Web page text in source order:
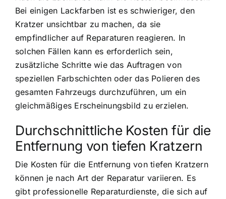
Bei einigen Lackfarben ist es schwieriger, den
Kratzer unsichtbar zu machen, da sie
empfindlicher auf Reparaturen reagieren. In
solchen Fällen kann es erforderlich sein,
zusätzliche Schritte wie das Auftragen von
speziellen Farbschichten oder das Polieren des
gesamten Fahrzeugs durchzuführen, um ein
gleichmäßiges Erscheinungsbild zu erzielen.
Durchschnittliche Kosten für die
Entfernung von tiefen Kratzern
Die Kosten für die Entfernung von tiefen Kratzern
können je nach Art der Reparatur variieren. Es
gibt professionelle Reparaturdienste, die sich auf